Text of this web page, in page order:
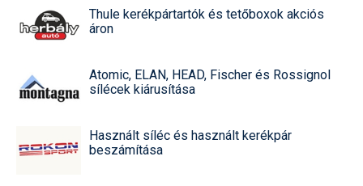
Thule kerékpártartók és tetőboxok akciós
áron
Atomic, ELAN, HEAD, Fischer és Rossignol
sílécek kiárusítása
Használt síléc és használt kerékpár
beszámítása